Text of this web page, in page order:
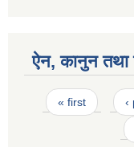
ऐन, कानुन तथा
Pages
« first ‹